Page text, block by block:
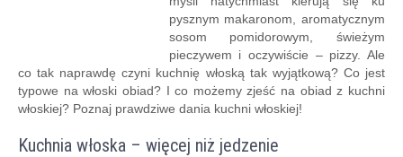
pysznym makaronom, aromatycznym
sosom pomidorowym, świeżym
pieczywem i oczywiście – pizzy. Ale
co tak naprawdę czyni kuchnię włoską tak wyjątkową? Co jest
typowe na włoski obiad? I co możemy zjeść na obiad z kuchni
włoskiej? Poznaj prawdziwe dania kuchni włoskiej!
Kuchnia włoska – więcej niż jedzenie